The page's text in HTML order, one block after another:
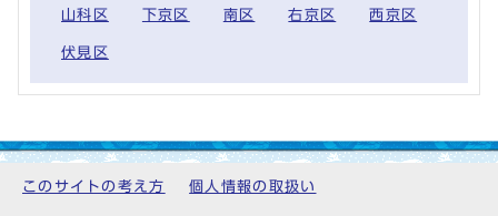
山科区 下京区 南区 右京区 西京区
伏見区
このサイトの考え方 個人情報の取扱い